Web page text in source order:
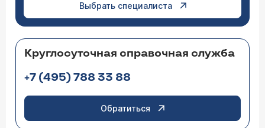
Выбрать специалиста
Круглосуточная справочная служба
+7 (495) 788 33 88
Обратиться